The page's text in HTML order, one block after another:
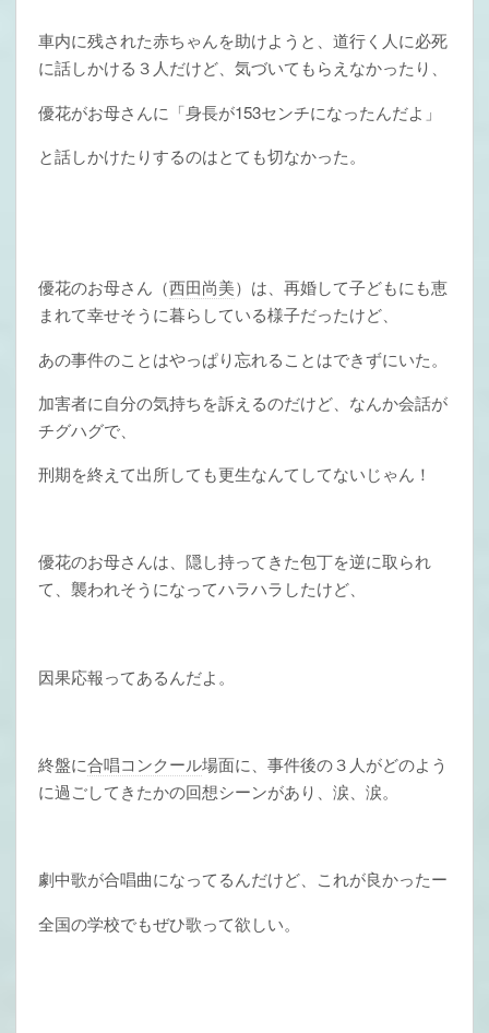
車内に残された赤ちゃんを助けようと、道行く人に必死
に話しかける３人だけど、気づいてもらえなかったり、
優花がお母さんに「身長が153センチになったんだよ」
と話しかけたりするのはとても切なかった。
優花のお母さん（西田尚美）は、再婚して子どもにも恵
まれて幸せそうに暮らしている様子だったけど、
あの事件のことはやっぱり忘れることはできずにいた。
加害者に自分の気持ちを訴えるのだけど、なんか会話が
チグハグで、
刑期を終えて出所しても更生なんてしてないじゃん！
優花のお母さんは、隠し持ってきた包丁を逆に取られ
て、襲われそうになってハラハラしたけど、
因果応報ってあるんだよ。
終盤に合唱コンクール場面に、事件後の３人がどのよう
に過ごしてきたかの回想シーンがあり、涙、涙。
劇中歌が合唱曲になってるんだけど、これが良かったー
全国の学校でもぜひ歌って欲しい。